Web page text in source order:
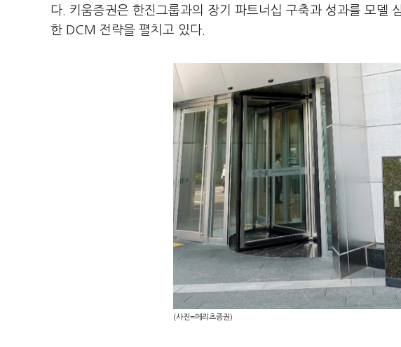
다. 키움증권은 한진그룹과의 장기 파트너십 구축과 성과를 모델
한 DCM 전략을 펼치고 있다.
(사진=메리츠증권)